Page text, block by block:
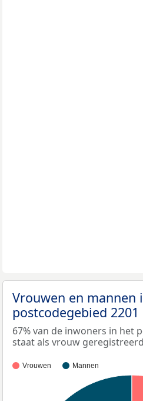
Vrouwen en mannen
postcodegebied 2201
67% van de inwoners in het
staat als vrouw
Vrouwen Mannen